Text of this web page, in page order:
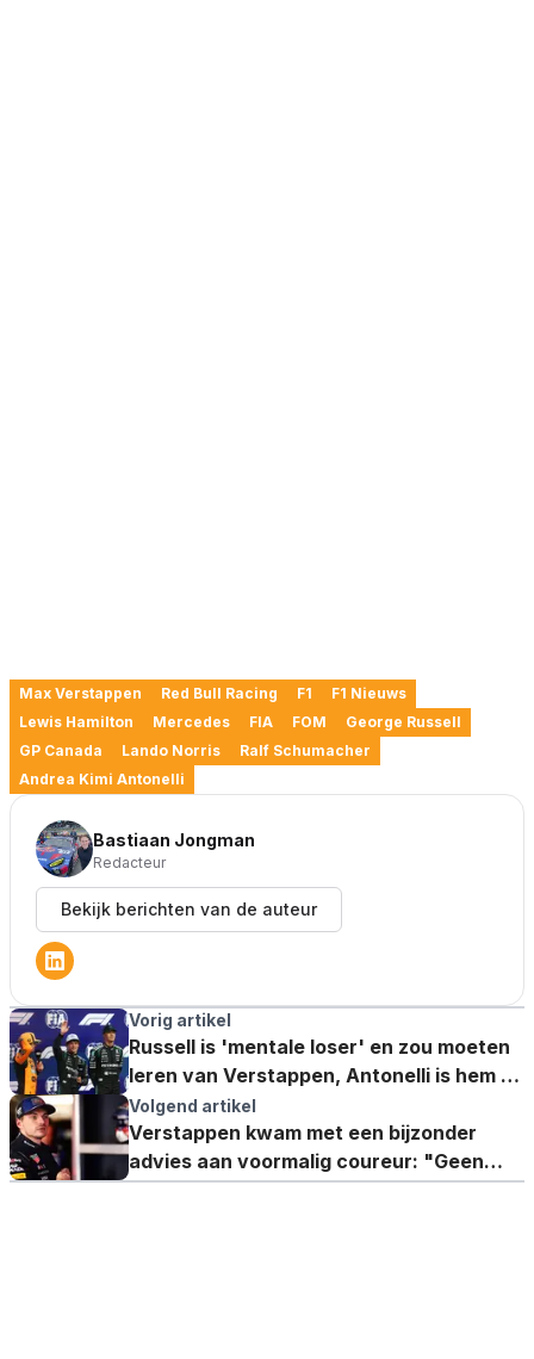
Max Verstappen Red Bull Racing F1
F1 Nieuws
Lewis Hamilton
Mercedes FIA FOM
George Russell
GP Canada
Lando Norris
Ralf Schumacher
Andrea Kimi Antonelli
Bastiaan Jongman
Redacteur
Bekijk berichten van de auteur
Vorig artikel
Russell is 'mentale loser' en zou moeten
leren van Verstappen, Antonelli is hem al
de baas
Volgend artikel
Verstappen kwam met een bijzonder
advies aan voormalig coureur: "Geen
gevoel in je voeten!"